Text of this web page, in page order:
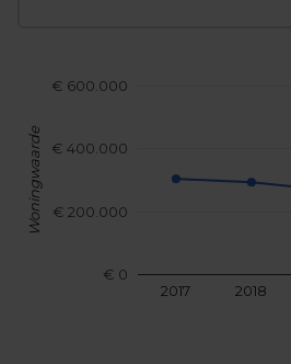
2017 2018
€ 0
€ 200.000
€ 400.000
€ 600.000
Woningwaarde